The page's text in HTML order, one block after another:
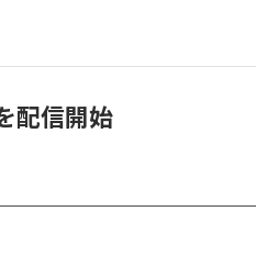
配信開始